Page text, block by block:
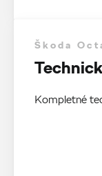
Škoda
Kompletné